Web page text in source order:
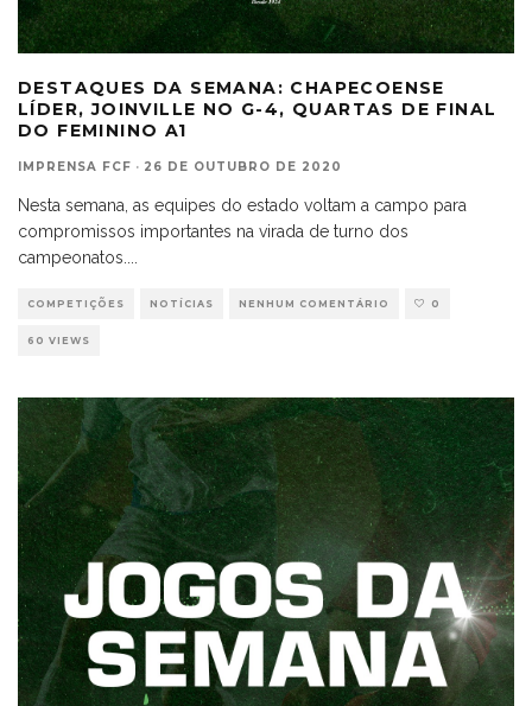
DESTAQUES DA SEMANA: CHAPECOENSE
LÍDER, JOINVILLE NO G-4, QUARTAS DE FINAL
DO FEMININO A1
IMPRENSA FCF · 26 DE OUTUBRO DE 2020
Nesta semana, as equipes do estado voltam a campo para
compromissos importantes na virada de turno dos
campeonatos.
COMPETIÇÕES NOTÍCIAS NENHUM COMENTÁRIO 0
60 VIEWS